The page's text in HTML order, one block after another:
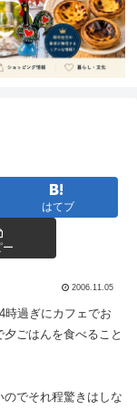
はてブ
ー
2006.11.05
時過ぎにカフェでお
ごはんを食べること
のでそれ程驚きはしな